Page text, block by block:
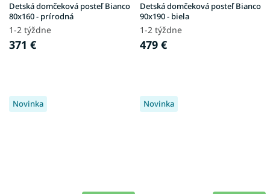
Detská domčeková posteľ Bianco
80x160 - prírodná
1-2 týždne
371 €
Detská domčeková posteľ Bianco
90x190 - biela
1-2 týždne
479 €
Novinka Novinka